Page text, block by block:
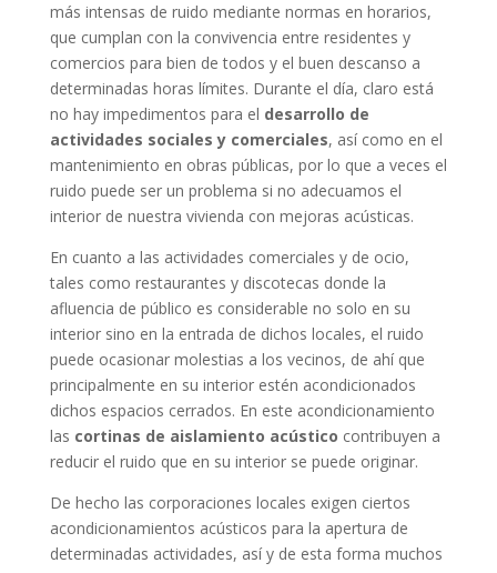
más intensas de ruido mediante normas en horarios,
que cumplan con la convivencia entre residentes y
comercios para bien de todos y el buen descanso a
determinadas horas límites. Durante el día, claro está
no hay impedimentos para el desarrollo de
actividades sociales y comerciales, así como en el
mantenimiento en obras públicas, por lo que a veces el
ruido puede ser un problema si no adecuamos el
interior de nuestra vivienda con mejoras acústicas.
En cuanto a las actividades comerciales y de ocio,
tales como restaurantes y discotecas donde la
afluencia de público es considerable no solo en su
interior sino en la entrada de dichos locales, el ruido
puede ocasionar molestias a los vecinos, de ahí que
principalmente en su interior estén acondicionados
dichos espacios cerrados. En este acondicionamiento
las cortinas de aislamiento acústico contribuyen a
reducir el ruido que en su interior se puede originar.
De hecho las corporaciones locales exigen ciertos
acondicionamientos acústicos para la apertura de
determinadas actividades, así y de esta forma muchos